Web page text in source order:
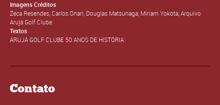
Imagens Créditos
Zeca Resendes, Carlos Onari, Douglas Matsunaga, Miriam Yokota, Arquivo
Arujá Golf Clube
Textos
ARUJÁ GOLF CLUBE 50 ANOS DE HISTÓRIA
Contato